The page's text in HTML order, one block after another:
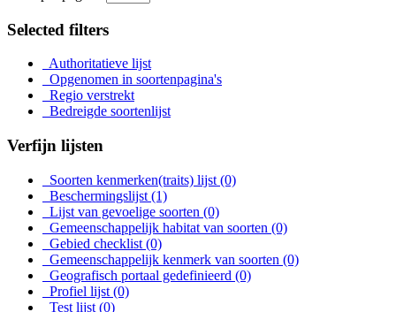
Selected filters
Authoritatieve lijst
Opgenomen in soortenpagina's
Regio verstrekt
Bedreigde soortenlijst
Verfijn lijsten
Soorten kenmerken(traits) lijst (0)
Beschermingslijst (1)
Lijst van gevoelige soorten (0)
Gemeenschappelijk habitat van soorten (0)
Gebied checklist (0)
Gemeenschappelijk kenmerk van soorten (0)
Geografisch portaal gedefinieerd (0)
Profiel lijst (0)
Test lijst (0)